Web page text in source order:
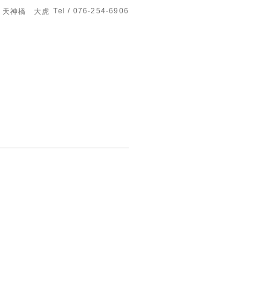
天神橋 大虎 Tel / 076-254-6906